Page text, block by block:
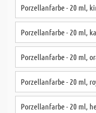
Porzellanfarbe - 20 ml,
Porzellanfarbe - 20 ml,
Porzellanfarbe - 20 ml,
Porzellanfarbe - 20 ml,
Porzellanfarbe - 20 ml,